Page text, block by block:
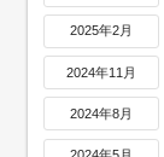
2025年2月
2024年11月
2024年8月